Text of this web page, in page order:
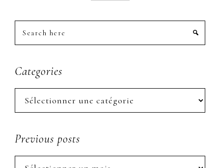
Categories
Previous posts